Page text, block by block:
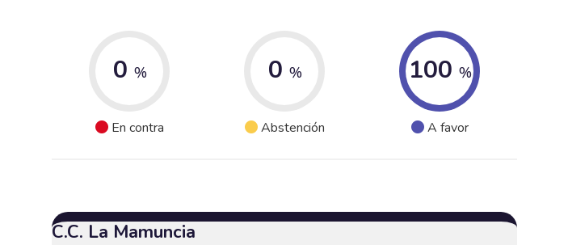
0 %
En contra
0 %
Abstención
100 %
A favor
C.C. La Mamuncia